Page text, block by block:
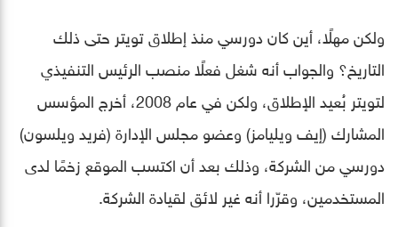
ولكن مهلًا، أين كان دورسي منذ إطلاق تويتر حتى ذلك
التاريخ؟ والجواب أنه شغل فعلًا منصب الرئيس التنفيذي
لتويتر بُعيد الإطلاق، ولكن في عام 2008، أخرج المؤسس
المشارك (إيف ويليامز) وعضو مجلس الإدارة (فريد ويلسون)
دورسي من الشركة، وذلك بعد أن اكتسب الموقع زخمًا لدى
المستخدمين، وقرّرا أنه غير لائق لقيادة الشركة.